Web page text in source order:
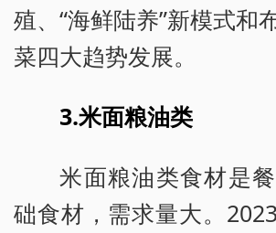
殖、“海鲜陆养”新模式和
菜四大趋势发展。
3.米面粮油类
米面粮油类食材是
础食材，需求量大。